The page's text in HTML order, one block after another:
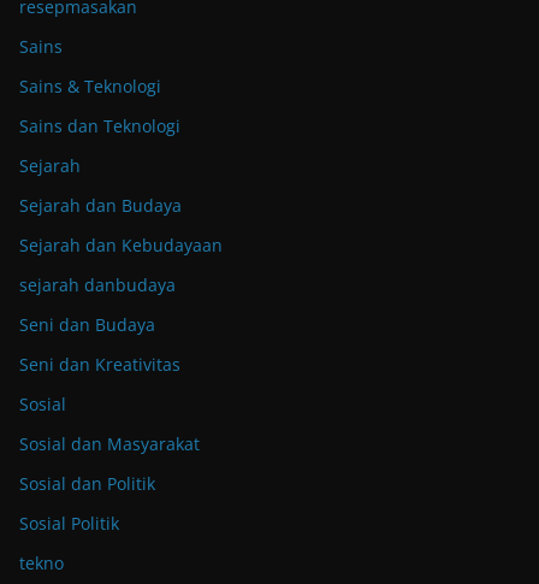
resepmasakan
Sains
Sains & Teknologi
Sains dan Teknologi
Sejarah
Sejarah dan Budaya
Sejarah dan Kebudayaan
sejarah danbudaya
Seni dan Budaya
Seni dan Kreativitas
Sosial
Sosial dan Masyarakat
Sosial dan Politik
Sosial Politik
tekno